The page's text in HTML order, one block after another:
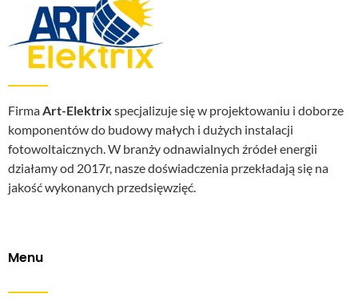
FirmaArt-Elektrix specjalizuje się w projektowaniu i doborze
komponentów do budowy małych i dużych instalacji
fotowoltaicznych. W branży odnawialnych źródeł energii
działamy od 2017r, nasze doświadczenia przekładają się na
jakość wykonanych przedsięwzięć.
Menu